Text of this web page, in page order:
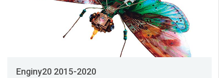
Enginy20 2015-2020